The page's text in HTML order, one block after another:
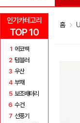
인기카테고리
TOP 10
1 에코백
2 텀블러
3 우산
4 부채
5 보조배터리
6 수건
7 선풍기
홈